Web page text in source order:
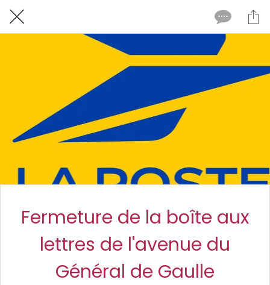
Fermeture de la boîte aux
lettres de l'avenue du
Général de Gaulle